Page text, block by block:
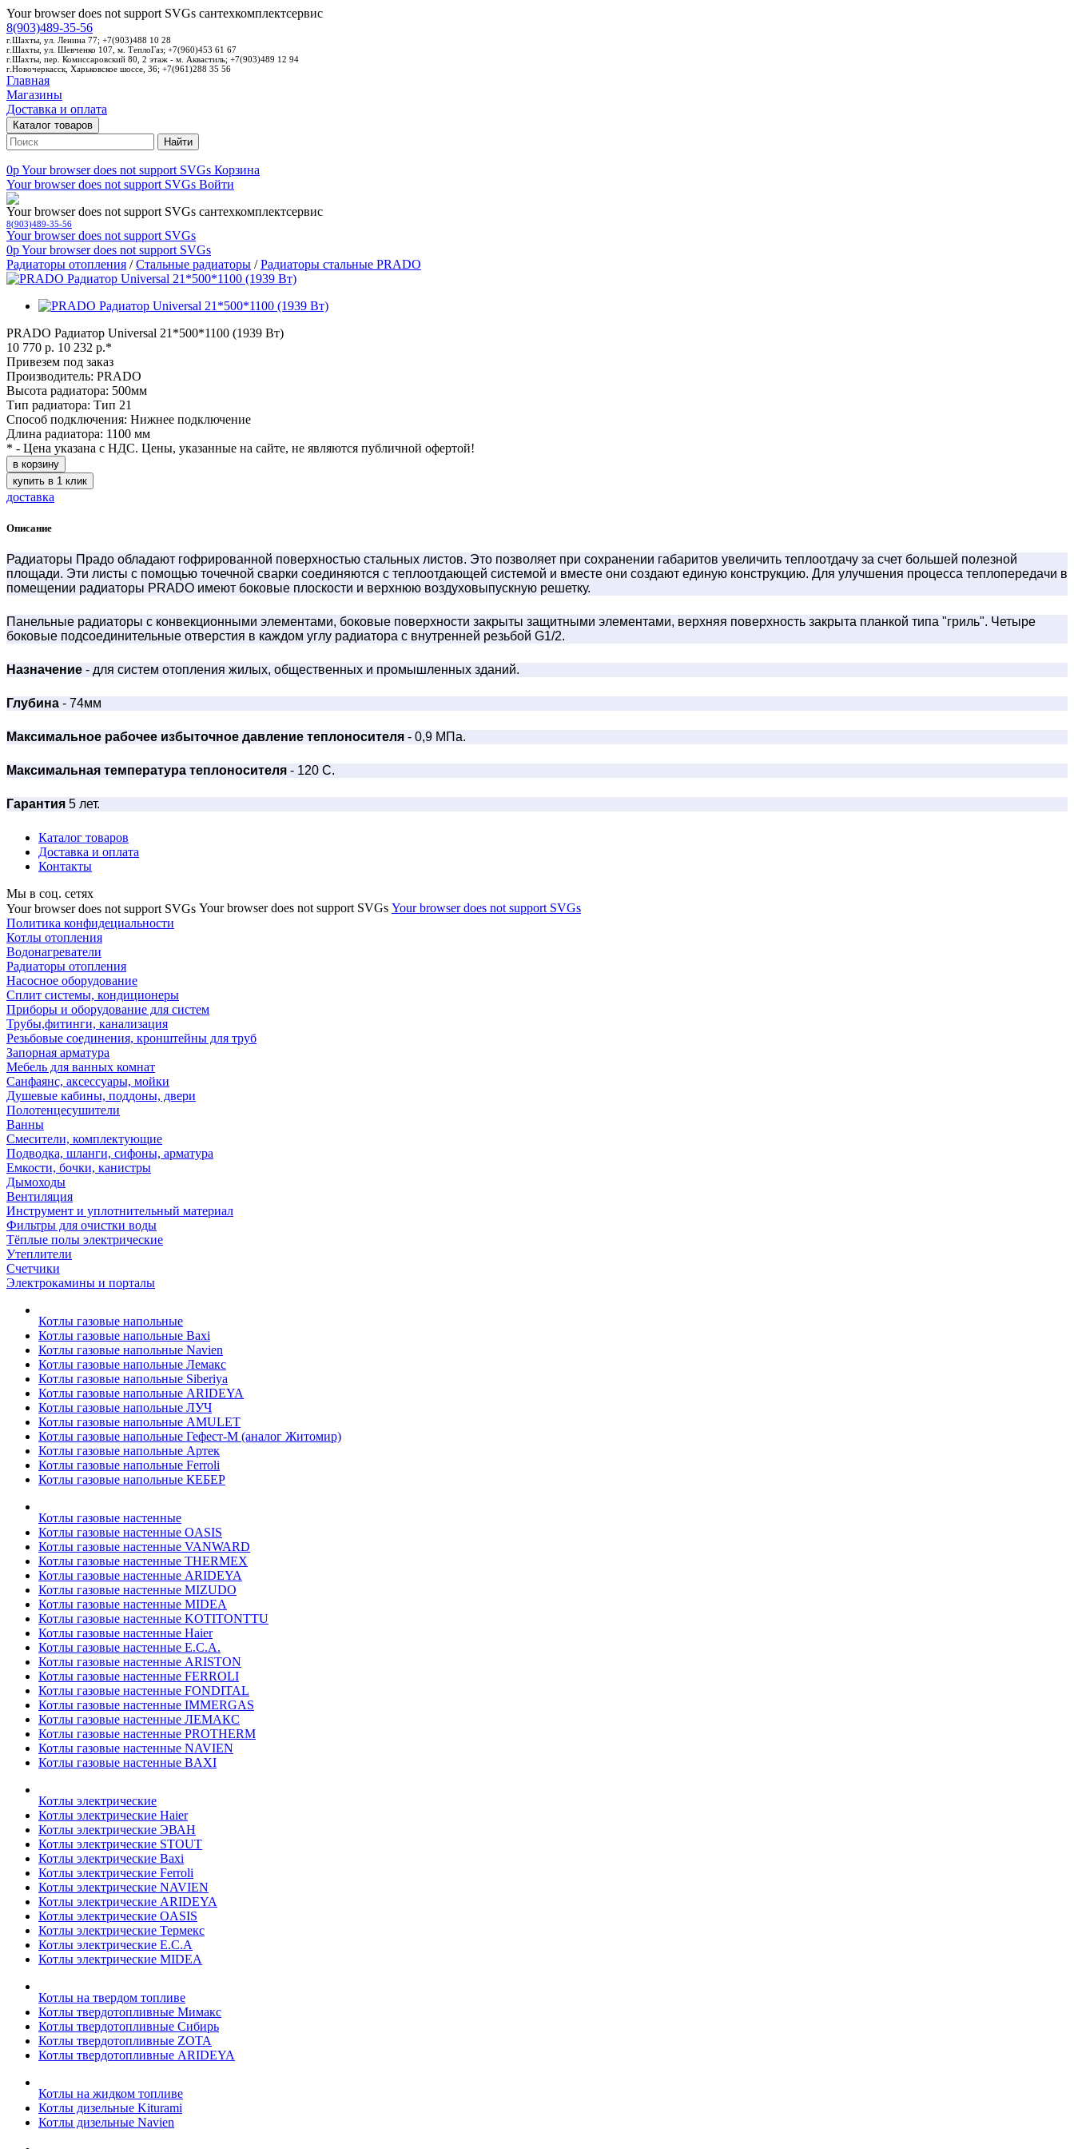
Your browser does not support SVGs сантехкомплектсервис
8(903)489-35-56
г.Шахты, ул. Ленина 77; +7(903)488 10 28
г.Шахты, ул. Шевченко 107, м. ТеплоГаз; +7(960)453 61 67
г.Шахты, пер. Комиссаровский 80, 2 этаж - м. Аквастиль; +7(903)489 12 94
г.Новочеркасск, Харьковское шоссе, 36; +7(961)288 35 56
Главная
Магазины
Доставка и оплата
Каталог товаров
Найти
0pYour browser does not support SVGs Корзина
Your browser does not support SVGs Войти
Your browser does not support SVGs сантехкомплектсервис
8(903)489-35-56
Your browser does not support SVGs
0pYour browser does not support SVGs
Радиаторы отопления /Стальные радиаторы /Радиаторы стальные PRADO
PRADO Радиатор Universal 21*500*1100 (1939 Вт)
10 770 р. 10 232 р.*
Привезем под заказ
Производитель: PRADO
Высота радиатора: 500мм
Тип радиатора: Тип 21
Способ подключения: Нижнее подключение
Длина радиатора: 1100 мм
* - Цена указана с НДС. Цены, указанные на сайте, не являются публичной офертой!
в корзину
купить в 1 клик
доставка
Описание
Радиаторы Прадо обладают гофрированной поверхностью стальных листов. Это позволяет при сохранении габаритов увеличить теплоотдачу за счет большей полезной
площади. Эти листы с помощью точечной сварки соединяются с теплоотдающей системой и вместе они создают единую конструкцию. Для улучшения процесса теплопередачи в
помещении радиаторы PRADO имеют боковые плоскости и верхнюю воздуховыпускную решетку.
Панельные радиаторы с конвекционными элементами, боковые поверхности закрыты защитными элементами, верхняя поверхность закрыта планкой типа "гриль". Четыре
боковые подсоединительные отверстия в каждом углу радиатора с внутренней резьбой G1/2.
Назначение - для систем отопления жилых, общественных и промышленных зданий.
Глубина - 74мм
Максимальное рабочее избыточное давление теплоносителя - 0,9 МПа.
Максимальная температура теплоносителя - 120 С.
Гарантия 5 лет.
Каталог товаров
Доставка и оплата
Контакты
Мы в соц. сетях
Your browser does not support SVGs Your browser does not support SVGs Your browser does not support SVGs
Политика конфидециальности
Котлы отопления
Водонагреватели
Радиаторы отопления
Насосное оборудование
Сплит системы, кондиционеры
Приборы и оборудование для систем
Трубы,фитинги, канализация
Резьбовые соединения, кронштейны для труб
Запорная арматура
Мебель для ванных комнат
Санфаянс, аксессуары, мойки
Душевые кабины, поддоны, двери
Полотенцесушители
Ванны
Смесители, комплектующие
Подводка, шланги, сифоны, арматура
Емкости, бочки, канистры
Дымоходы
Вентиляция
Инструмент и уплотнительный материал
Фильтры для очистки воды
Тёплые полы электрические
Утеплители
Счетчики
Электрокамины и порталы
Котлы газовые напольные
Котлы газовые напольные Baxi
Котлы газовые напольные Navien
Котлы газовые напольные Лемакс
Котлы газовые напольные Siberiya
Котлы газовые напольные ARIDEYA
Котлы газовые напольные ЛУЧ
Котлы газовые напольные AMULET
Котлы газовые напольные Гефест-М (аналог Житомир)
Котлы газовые напольные Артек
Котлы газовые напольные Ferroli
Котлы газовые напольные КЕБЕР
Котлы газовые настенные
Котлы газовые настенные OASIS
Котлы газовые настенные VANWARD
Котлы газовые настенные THERMEX
Котлы газовые настенные ARIDEYA
Котлы газовые настенные MIZUDO
Котлы газовые настенные MIDEA
Котлы газовые настенные KOTITONTTU
Котлы газовые настенные Haier
Котлы газовые настенные E.C.A.
Котлы газовые настенные ARISTON
Котлы газовые настенные FERROLI
Котлы газовые настенные FONDITAL
Котлы газовые настенные IMMERGAS
Котлы газовые настенные ЛЕМАКС
Котлы газовые настенные PROTHERM
Котлы газовые настенные NAVIEN
Котлы газовые настенные BAXI
Котлы электрические
Котлы электрические Haier
Котлы электрические ЭВАН
Котлы электрические STOUT
Котлы электрические Baxi
Котлы электрические Ferroli
Котлы электрические NAVIEN
Котлы электрические ARIDEYA
Котлы электрические OASIS
Котлы электрические Термекс
Котлы электрические E.C.A
Котлы электрические MIDEA
Котлы на твердом топливе
Котлы твердотопливные Мимакс
Котлы твердотопливные Сибирь
Котлы твердотопливные ZOTA
Котлы твердотопливные ARIDEYA
Котлы на жидком топливе
Котлы дизельные Kiturami
Котлы дизельные Navien